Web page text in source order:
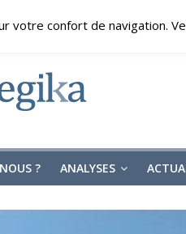
? ANALYSES
votre confort de navigation.